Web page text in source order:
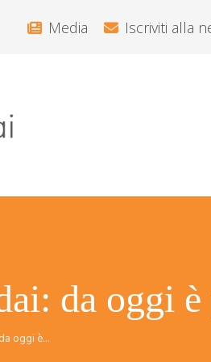
Media Iscriviti alla
da oggi
oggi è…